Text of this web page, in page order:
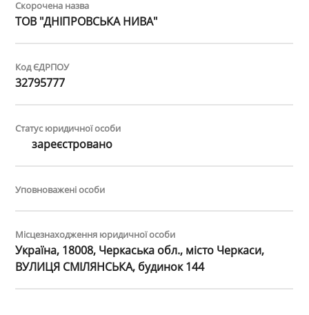
Скорочена назва
ТОВ "ДНІПРОВСЬКА НИВА"
Код ЄДРПОУ
32795777
Статус юридичної особи
зареєстровано
Уповноважені особи
Місцезнаходження юридичної особи
Україна, 18008, Черкаська обл., місто Черкаси,
ВУЛИЦЯ СМІЛЯНСЬКА, будинок 144